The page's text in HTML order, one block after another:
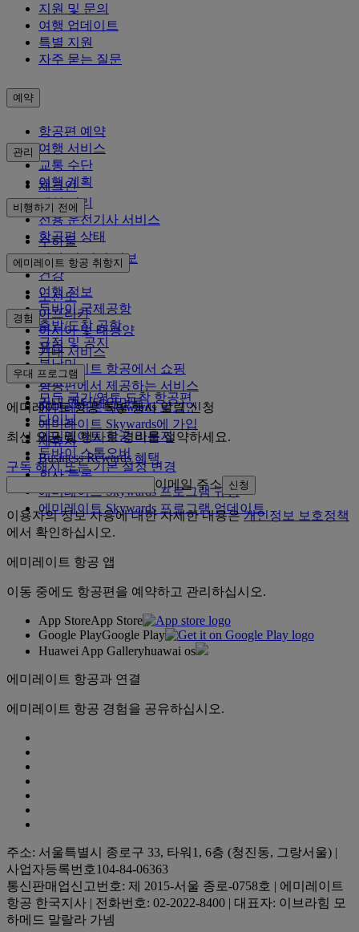
지원 및 문의
여행 업데이트
특별 지원
자주 묻는 질문
예약
항공편 예약
여행 서비스
교통 수단
여행 계획
관리
체크인
예약 관리
전용 운전기사 서비스
항공편 상태
비행하기 전에
수하물
비자 및 여권 정보
건강
여행 정보
두바이 국제공항
출발/도착 공항
규정 및 공지
에미레이트 항공 취항지
노선도
아프리카
아시아 및 태평양
유럽
북남미
중동
모든 국가/영토 도착 항공편
경험
기내 서비스
에미레이트 항공에서 쇼핑
항공편에서 제공하는 서비스
기내 엔터테인먼트
다이닝
에미레이트 항공 라운지
두바이 스톱오버
우대 프로그램
에미레이트 Skywards 로그인
에미레이트 Skywards에 가입
제휴사
Business Rewards 혜택
회사 등록
에미레이트 Skywards 프로그램 규정
에미레이트 Skywards 프로그램 업데이트
에미레이트 항공 특별 행사 알림 신청
최신 요금 및 행사로 경비를 절약하세요.
구독 해지 또는 기본 설정 변경
이메일 주소 신청
이용자의 정보 사용에 대한 자세한 내용은개인정보 보호정책
에서 확인하십시오.
에미레이트 항공 앱
이동 중에도 항공편을 예약하고 관리하십시오.
App StoreApp Store
Google PlayGoogle Play
Huawei App Galleryhuawai os
에미레이트 항공과 연결
에미레이트 항공 경험을 공유하십시오.
주소: 서울특별시 종로구 33, 타워1, 6층 (청진동, 그랑서울) |
사업자등록번호104-84-06363
통신판매업신고번호: 제 2015-서울 종로-0758호 | 에미레이트
항공 한국지사 | 전화번호: 02-2022-8400 | 대표자: 이브라힘 모
하메드 말랄라 가넴